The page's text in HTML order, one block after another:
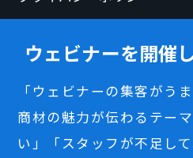
ウェビナーを開催
「ウェビナーの集客がう
商材の魅力が伝わるテー
い」「スタッフが不足し